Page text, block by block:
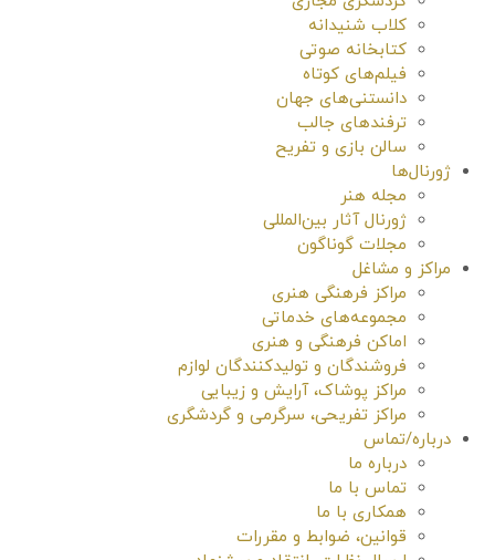
کلاب شنیدانه
کتابخانه صوتی
فیلم‌های کوتاه
دانستنی‌های جهان
ترفندهای جالب
سالن بازی و تفریح
ژورنال‌ها
مجله هنر
ژورنال آثار بین‌المللی
مجلات گوناگون
مراکز و مشاغل
مراکز فرهنگی هنری
مجموعه‌های خدماتی
اماکن فرهنگی و هنری
فروشندگان و تولیدکنندگان لوازم
مراکز پوشاک، آرایش و زیبایی
مراکز تفریحی، سرگرمی و گردشگری
درباره/تماس
درباره ما
تماس با ما
همکاری با ما
قوانین، ضوابط و مقررات